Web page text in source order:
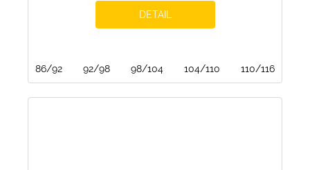
DETAIL
86/92 92/98 98/104 104/110 110/116